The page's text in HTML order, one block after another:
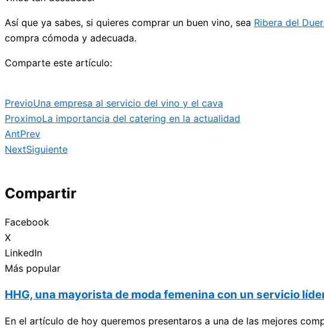
Así que ya sabes, si quieres comprar un buen vino, sea Ribera del
compra cómoda y adecuada.
Comparte este artículo:
PrevioUna empresa al servicio del vino y el cava
ProximoLa importancia del catering en la actualidad
AntPrev
NextSiguiente
Compartir
Facebook
X
LinkedIn
Más popular
HHG, una mayorista de moda femenina con un servicio
En el artículo de hoy queremos presentaros a una de las mejores